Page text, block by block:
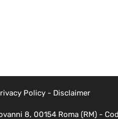
Policy- Disclaimer
8, 00154 Roma (RM) -